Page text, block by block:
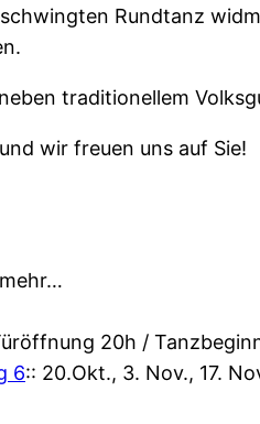
Rundtanz
traditionellem
wir freuen uns auf Sie!
20h /
6:: 20.Okt., 3. Nov., 17.